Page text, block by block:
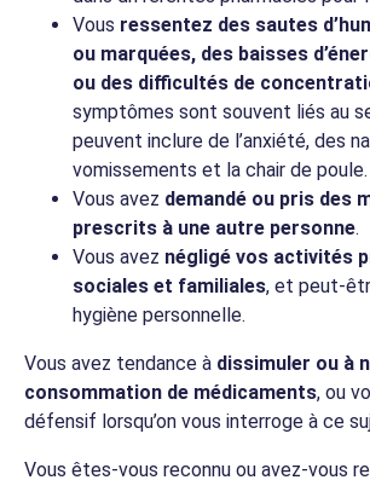
Vous ressentez des sautes
ou marquées, des baisses
ou des difficultés de
symptômes sont souvent liés au
peuvent inclure de l’anxiété, des
vomissements et la chair de poule.
Vous avez demandé ou pris des
prescrits à une autre personne.
Vous avez négligé vos activités
sociales et familiales, et peut-
hygiène personnelle.
Vous avez tendance à dissimuler ou à
consommation de médicaments, ou
défensif lorsqu’on vous interroge à ce
Vous êtes-vous reconnu ou avez-vous